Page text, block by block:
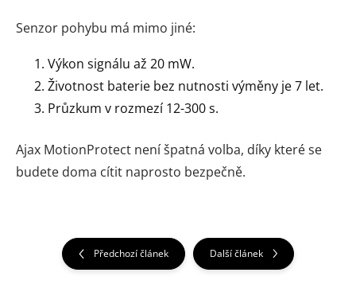
Senzor pohybu má mimo jiné:
Výkon signálu až 20 mW.
Životnost baterie bez nutnosti výměny je 7 let.
Průzkum v rozmezí 12-300 s.
Ajax MotionProtect není špatná volba, díky které se
budete doma cítit naprosto bezpečně.
Předchozí článek Další článek